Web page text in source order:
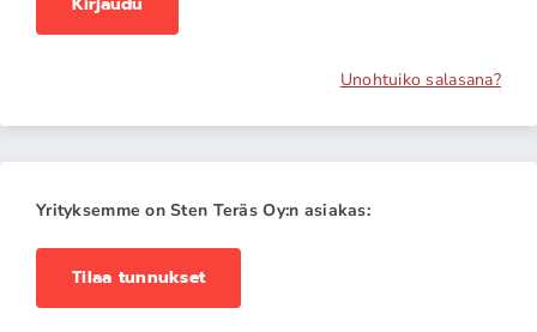
Unohtuiko salasana?
Yrityksemme on Sten Teräs Oy:n asiakas:
Tilaa tunnukset